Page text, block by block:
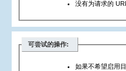
没有为请求的
可尝试的操作:
如果不希望启用